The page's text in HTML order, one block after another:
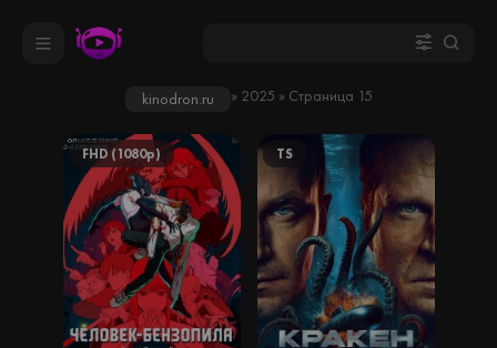
kinodron.ru » 2025 » Страница 15
FHD (1080p) TS